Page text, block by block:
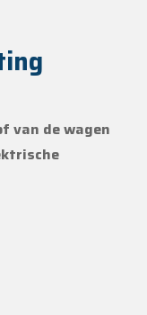
van de wagen